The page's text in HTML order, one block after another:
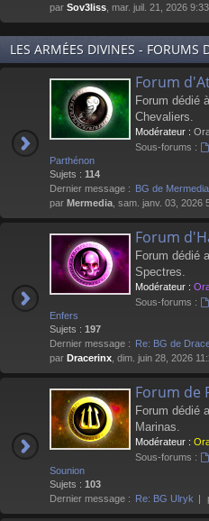
par Sov3liss , mar. juil. 21, 2026
LES ARMÉES DIVINES - FORUMS
Forum
Forum dédié
Chevaliers.
Modérateur :
Sous-forums :
Parthénon
Sujets : 114
Dernier message : BG de Mermedia
par Mermedia , sam. janv. 03, 2026
Forum
Forum dédié
Spectres.
Modérateur :
Sous-forums :
Enfers
Sujets : 197
Dernier message : Re: BG de
par Dracerinx , dim. juin 28, 2026
Forum de
Forum dédié
Marinas.
Modérateur :
Sous-forums :
Sounion
Sujets : 103
Dernier message : Re: BG Ulryk